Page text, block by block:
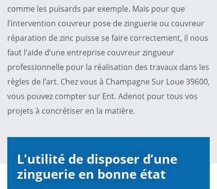
comme les puisards par exemple. Mais pour que
l’intervention couvreur pose de zinguerie ou couvreur
réparation de zinc puisse se faire correctement, il nous
faut l’aide d’une entreprise couvreur zingueur
professionnelle pour la réalisation des travaux dans les
règles de l’art. Chez vous à Champagne Sur Loue 39600,
vous pouvez compter sur Ent. Adenot pour tous vos
projets à concrétiser en la matière.
L’utilité de disposer d’une
zinguerie en bonne état